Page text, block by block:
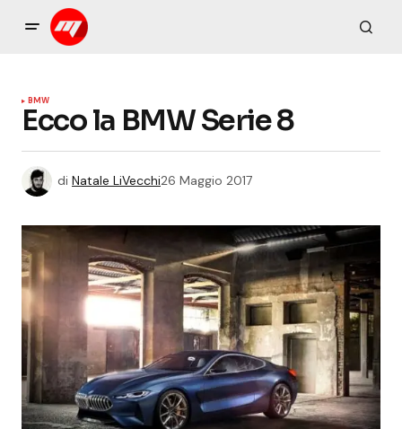
BMW
Ecco la BMW Serie 8
di Natale LiVecchi26 Maggio 2017